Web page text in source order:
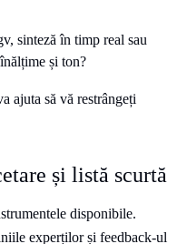
sinteză în timp real sau
și ton?
ajuta să vă restrângeți
și listă scurtă
disponibile.
experților și feedback-ul